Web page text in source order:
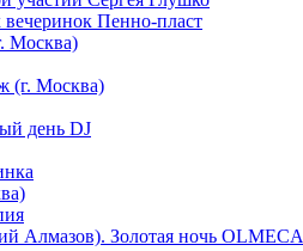
Пенно-пласт
Москва)
(г. Москва)
день DJ
Алмазов). Золотая ночь OLMECA